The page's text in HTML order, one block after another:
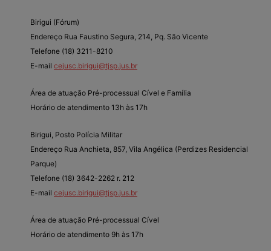
Birigui (Fórum)
Endereço Rua Faustino Segura, 214, Pq. São Vicente
Telefone (18) 3211-8210
E-mail cejusc.birigui@tjsp.jus.br
Área de atuação Pré-processual Cível e Família
Horário de atendimento 13h às 17h
Birigui, Posto Polícia Militar
Endereço Rua Anchieta, 857, Vila Angélica (Perdizes Residencial
Parque)
Telefone (18) 3642-2262 r. 212
E-mail cejusc.birigui@tjsp.jus.br
Área de atuação Pré-processual Cível
Horário de atendimento 9h às 17h